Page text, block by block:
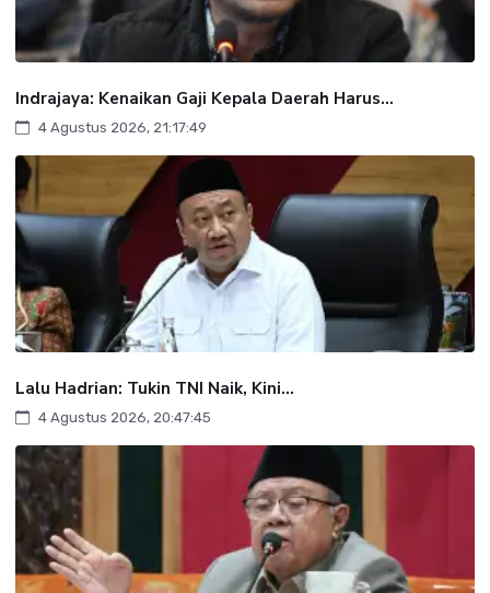
Indrajaya: Kenaikan Gaji Kepala Daerah Harus...
4 Agustus 2026, 21:17:49
Lalu Hadrian: Tukin TNI Naik, Kini...
4 Agustus 2026, 20:47:45